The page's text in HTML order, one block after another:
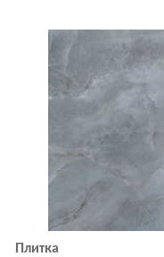
Плитка